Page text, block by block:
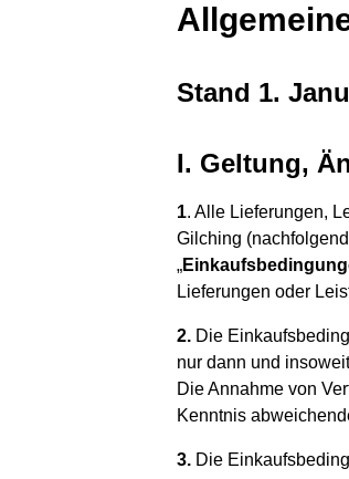
Stand 1.
I. Geltung,
1. Alle Lieferungen,
Gilching
„
Lieferungen oder
2. Die
nur dann und
Die Annahme von
Kenntnis
3. Die